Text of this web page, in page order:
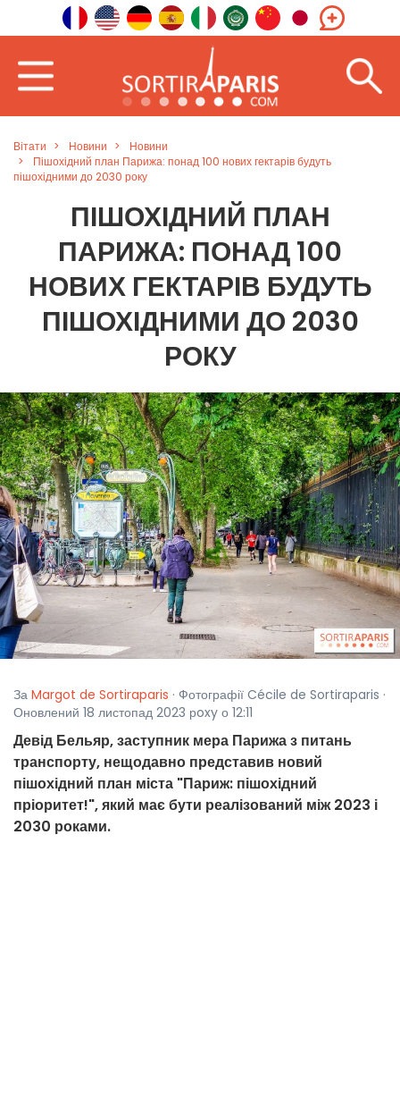
Вітати Новини
Новини
Пішохідний план Парижа: понад 100 нових гектарів будуть
пішохідними до 2030 року
ПІШОХІДНИЙ ПЛАН
ПАРИЖА: ПОНАД 100
НОВИХ ГЕКТАРІВ БУДУТЬ
ПІШОХІДНИМИ ДО 2030
РОКУ
За Margot de Sortiraparis · Фотографії Cécile de Sortiraparis ·
Оновлений 18 листопад 2023 рoxy о 12:11
Девід Бельяр, заступник мера Парижа з питань
транспорту, нещодавно представив новий
пішохідний план міста "Париж: пішохідний
пріоритет!", який має бути реалізований між 2023 і
2030 роками.